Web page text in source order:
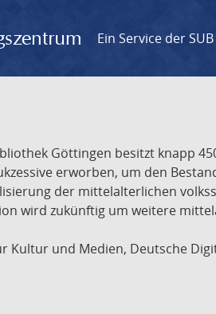
Ein Service der
Göttingen besitzt knapp
erworben, um den
der mittelalterlichen
wird zukünftig um weitere
Kultur und Medien, Deutsche